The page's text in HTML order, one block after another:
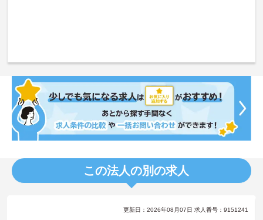
この法人の別の求人
更新日：2026年08月07日 求人番号：9151241